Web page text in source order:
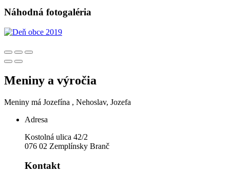
Náhodná fotogaléria
Meniny a výročia
Meniny má Jozefína , Nehoslav, Jozefa
Adresa
Kostolná ulica 42/2
076 02 Zemplínsky Branč
Kontakt